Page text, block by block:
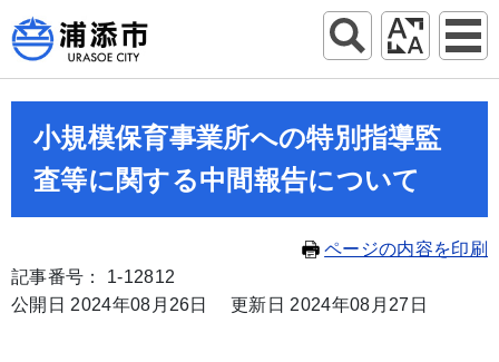
小規模保育事業所への特別指導監
査等に関する中間報告について
ページの内容を印刷
記事番号： 1-12812
公開日 2024年08月26日
更新日 2024年08月27日